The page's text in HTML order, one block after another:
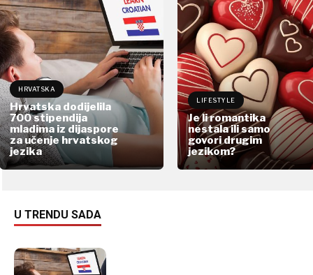
HRVATSKA
Hrvatska dodijelila
700 stipendija
mladima iz dijaspore
za učenje hrvatskog
jezika
LIFESTYLE
Je li romantika
nestala ili samo
govori drugim
jezikom?
U TRENDU SADA